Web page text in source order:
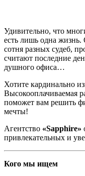
Удивительно, что
есть лишь одна жизнь.
сотня разных судеб,
считают последние
душного офиса…
Хотите кардинально
Высокооплачиваемая
поможет вам решить
мечты!
Агентство «Sapphire»
привлекательных и
Кого мы ищем